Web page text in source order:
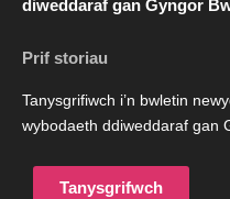
diweddaraf gan Gyngor
Prif storiau
Tanysgrifiwch i’n bwletin
wybodaeth ddiweddaraf gan
Tanysgrifwch